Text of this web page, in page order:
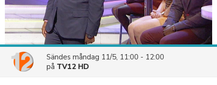
Sändes måndag 11/5, 11:00 - 12:00
på TV12 HD